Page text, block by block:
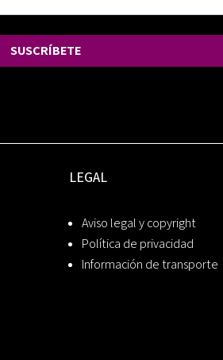
SUSCRÍBETE
LEGAL
Aviso legal y copyright
Política de privacidad
Información de transporte